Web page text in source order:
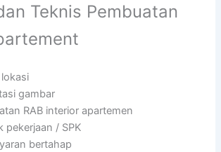
Teknis Pembuatan
gambar
RAB interior apartemen
pekerjaan / SPK
bertahap